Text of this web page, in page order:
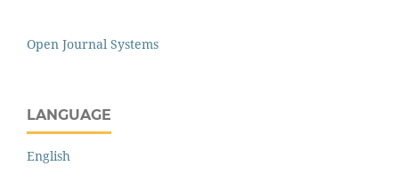
Open Journal Systems
LANGUAGE
English